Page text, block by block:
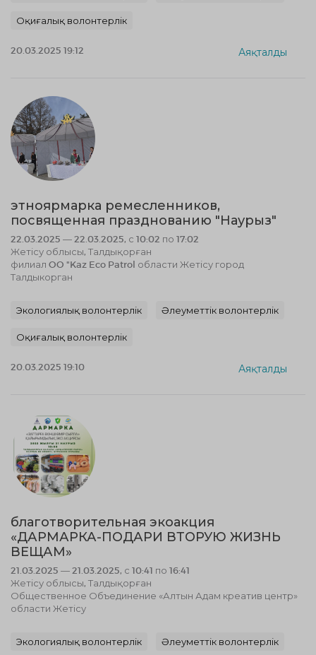
Оқиғалық волонтерлік
20.03.2025 19:12 Аяқталды
этноярмарка ремесленников,
посвященная празднованию "Наурыз"
22.03.2025 — 22.03.2025, с 10:02 по 17:02
Жетісу облысы, Талдықорған
филиал OO "Kaz Eco Patrol области Жетісу город
Талдыкорган
Экологиялық волонтерлік Әлеуметтік волонтерлік
Оқиғалық волонтерлік
20.03.2025 19:10 Аяқталды
благотворительная экоакция
«ДАРМАРКА-ПОДАРИ ВТОРУЮ ЖИЗНЬ
ВЕЩАМ»
21.03.2025 — 21.03.2025, с 10:41 по 16:41
Жетісу облысы, Талдықорған
Общественное Объединение «Алтын Адам креатив центр»
области Жетісу
Экологиялық волонтерлік Әлеуметтік волонтерлік